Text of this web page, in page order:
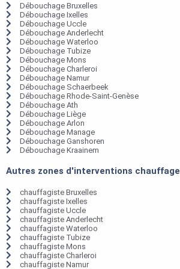
Débouchage Bruxelles
Débouchage Ixelles
Débouchage Uccle
Débouchage Anderlecht
Débouchage Waterloo
Débouchage Tubize
Débouchage Mons
Débouchage Charleroi
Débouchage Namur
Débouchage Schaerbeek
Débouchage Rhode-Saint-Genèse
Débouchage Ath
Débouchage Liège
Débouchage Arlon
Débouchage Manage
Débouchage Ganshoren
Débouchage Kraainem
Autres zones d'interventions chauffage
chauffagiste Bruxelles
chauffagiste Ixelles
chauffagiste Uccle
chauffagiste Anderlecht
chauffagiste Waterloo
chauffagiste Tubize
chauffagiste Mons
chauffagiste Charleroi
chauffagiste Namur